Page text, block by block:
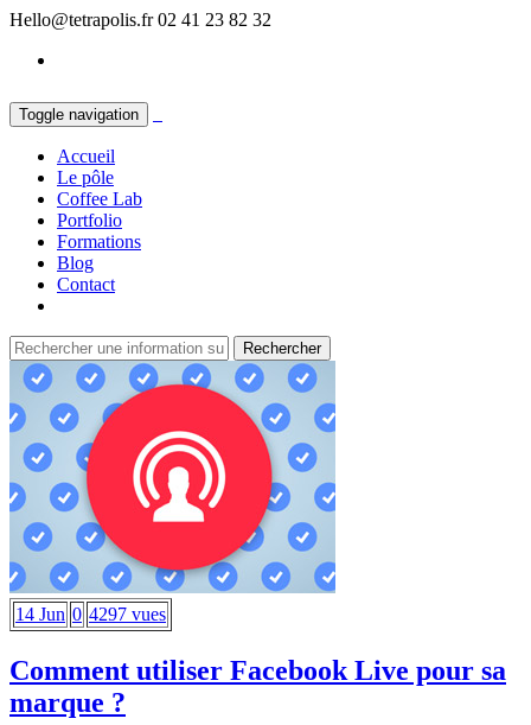
Hello@tetrapolis.fr 02 41 23 82 32
Toggle navigation
Accueil
Le pôle
Coffee Lab
Portfolio
Formations
Blog
Contact
14 Jun 0 4297 vues
Comment utiliser Facebook Live pour sa
marque ?